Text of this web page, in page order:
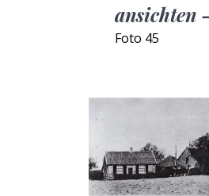
ansichten
Foto 45